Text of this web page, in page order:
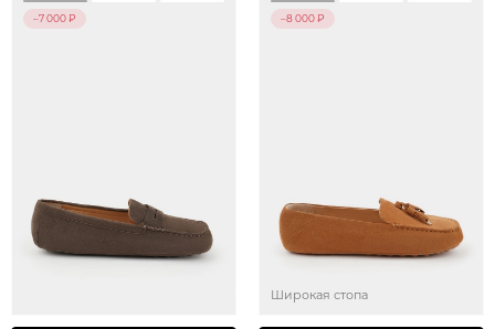
–7 000 ₽
Широкая стопа
–8 000 ₽